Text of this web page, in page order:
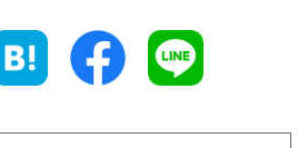
185円 三重県